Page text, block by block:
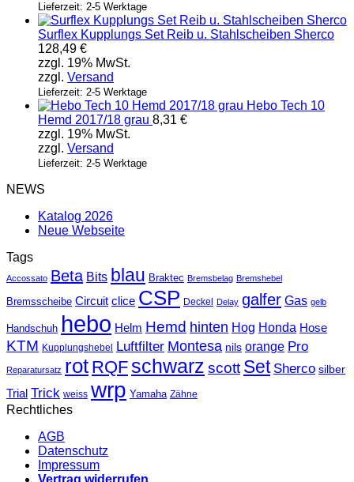
Lieferzeit: 2-5 Werktage
Surflex Kupplungs Set Reib u. Stahlscheiben Sherco
128,49 €
zzgl. 19% MwSt.
zzgl. Versand
Lieferzeit: 2-5 Werktage
Hebo Tech 10
Hemd 2017/18 grau 8,31 €
zzgl. 19% MwSt.
zzgl. Versand
Lieferzeit: 2-5 Werktage
NEWS
Katalog 2026
Neue Webseite
Tags
Accossato Beta Bits blau Braktec Bremsbelag Bremshebel
Bremsscheibe Circuit clice CSP Deckel Delay galfer Gas gelb
Handschuh hebo Helm Hemd hinten Hog Honda Hose
KTM Kupplungshebel Luftfilter Montesa nils orange Pro
Reparatursatz rot RQF schwarz scott Set Sherco silber
Trial Trick weiss wrp Yamaha Zähne
Rechtliches
AGB
Datenschutz
Impressum